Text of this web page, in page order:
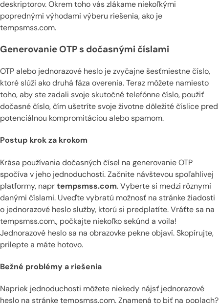
deskriptorov. Okrem toho vás zlákame niekoľkými
poprednými výhodami výberu riešenia, ako je
tempsmss.com.
Generovanie OTP s dočasnými číslami
OTP alebo jednorazové heslo je zvyčajne šesťmiestne číslo,
ktoré slúži ako druhá fáza overenia. Teraz môžete namiesto
toho, aby ste zadali svoje skutočné telefónne číslo, použiť
dočasné číslo, čím ušetríte svoje životne dôležité číslice pred
potenciálnou kompromitáciou alebo spamom.
Postup krok za krokom
Krása používania dočasných čísel na generovanie OTP
spočíva v jeho jednoduchosti. Začnite návštevou spoľahlivej
platformy, naprtempsmss.com. Vyberte si medzi rôznymi
danými číslami. Uveďte vybratú možnosť na stránke žiadosti
o jednorazové heslo služby, ktorú si predplatíte. Vráťte sa na
tempsmss.com., počkajte niekoľko sekúnd a voila!
Jednorazové heslo sa na obrazovke pekne objaví. Skopírujte,
prilepte a máte hotovo.
Bežné problémy a riešenia
Napriek jednoduchosti môžete niekedy nájsť jednorazové
heslo na stránke tempsmss.com. Znamená to biť na poplach?